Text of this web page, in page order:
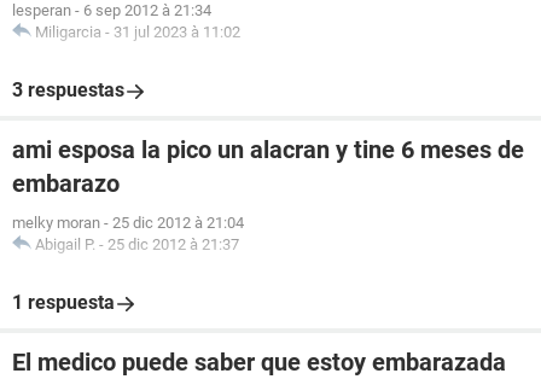
lesperan - 6 sep 2012 à 21:34
Miligarcia - 31 jul 2023 à 11:02
3 respuestas
ami esposa la pico un alacran y tine 6 meses de
embarazo
melky moran - 25 dic 2012 à 21:04
Abigail P. - 25 dic 2012 à 21:37
1 respuesta
El medico puede saber que estoy embarazada